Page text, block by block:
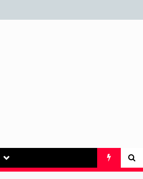
таксі існує десятиліттями